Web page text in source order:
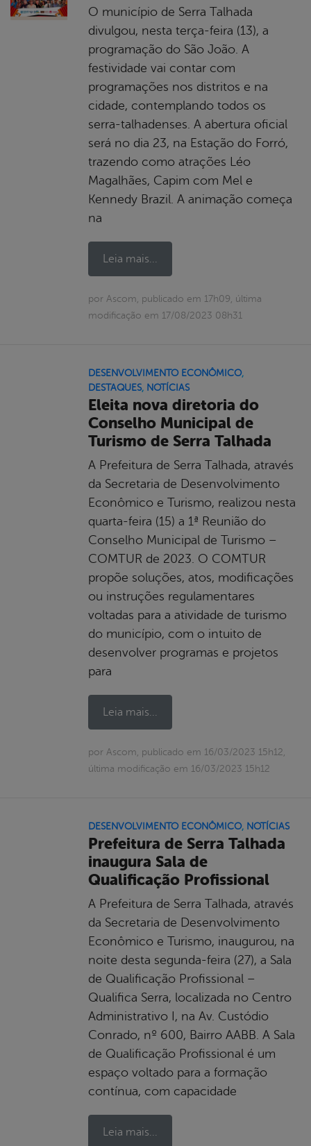
O município de Serra Talhada
divulgou, nesta terça-feira (13), a
programação do São João. A
festividade vai contar com
programações nos distritos e na
cidade, contemplando todos os
serra-talhadenses. A abertura oficial
será no dia 23, na Estação do Forró,
trazendo como atrações Léo
Magalhães, Capim com Mel e
Kennedy Brazil. A animação começa
na
Leia mais...
por Ascom, publicado em 17h09, última
modificação em 17/08/2023 08h31
DESENVOLVIMENTO ECONÔMICO,
DESTAQUES, NOTÍCIAS
Eleita nova diretoria do
Conselho Municipal de
Turismo de Serra Talhada
A Prefeitura de Serra Talhada, através
da Secretaria de Desenvolvimento
Econômico e Turismo, realizou nesta
quarta-feira (15) a 1ª Reunião do
Conselho Municipal de Turismo –
COMTUR de 2023. O COMTUR
propõe soluções, atos, modificações
ou instruções regulamentares
voltadas para a atividade de turismo
do município, com o intuito de
desenvolver programas e projetos
para
Leia mais...
por Ascom, publicado em 16/03/2023 15h12,
última modificação em 16/03/2023 15h12
DESENVOLVIMENTO ECONÔMICO, NOTÍCIAS
Prefeitura de Serra Talhada
inaugura Sala de
Qualificação Profissional
A Prefeitura de Serra Talhada, através
da Secretaria de Desenvolvimento
Econômico e Turismo, inaugurou, na
noite desta segunda-feira (27), a Sala
de Qualificação Profissional –
Qualifica Serra, localizada no Centro
Administrativo I, na Av. Custódio
Conrado, nº 600, Bairro AABB. A Sala
de Qualificação Profissional é um
espaço voltado para a formação
contínua, com capacidade
Leia mais...